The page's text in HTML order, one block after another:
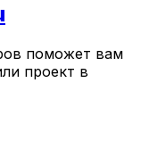
поможет вам
проект в